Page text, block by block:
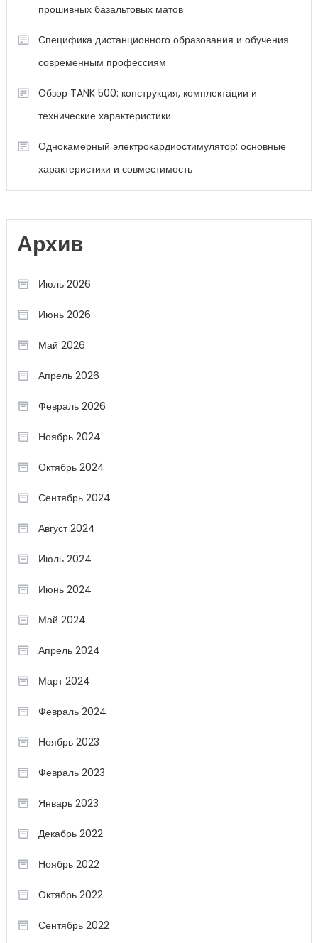
прошивных базальтовых матов
Специфика дистанционного образования и обучения
современным профессиям
Обзор TANK 500: конструкция, комплектации и
технические характеристики
Однокамерный электрокардиостимулятор: основные
характеристики и совместимость
Архив
Июль 2026
Июнь 2026
Май 2026
Апрель 2026
Февраль 2026
Ноябрь 2024
Октябрь 2024
Сентябрь 2024
Август 2024
Июль 2024
Июнь 2024
Май 2024
Апрель 2024
Март 2024
Февраль 2024
Ноябрь 2023
Февраль 2023
Январь 2023
Декабрь 2022
Ноябрь 2022
Октябрь 2022
Сентябрь 2022